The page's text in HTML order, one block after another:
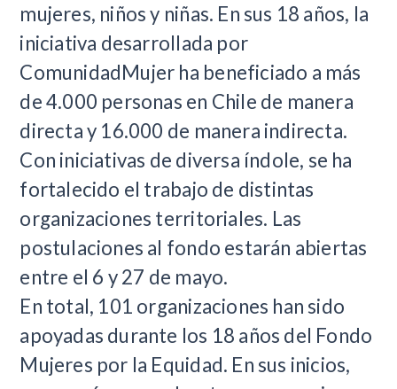
mujeres, niños y niñas. En sus 18 años, la
iniciativa desarrollada por
ComunidadMujer ha beneficiado a más
de 4.000 personas en Chile de manera
directa y 16.000 de manera indirecta.
Con iniciativas de diversa índole, se ha
fortalecido el trabajo de distintas
organizaciones territoriales. Las
postulaciones al fondo estarán abiertas
entre el 6 y 27 de mayo.
En total, 101 organizaciones han sido
apoyadas durante los 18 años del Fondo
Mujeres por la Equidad. En sus inicios,